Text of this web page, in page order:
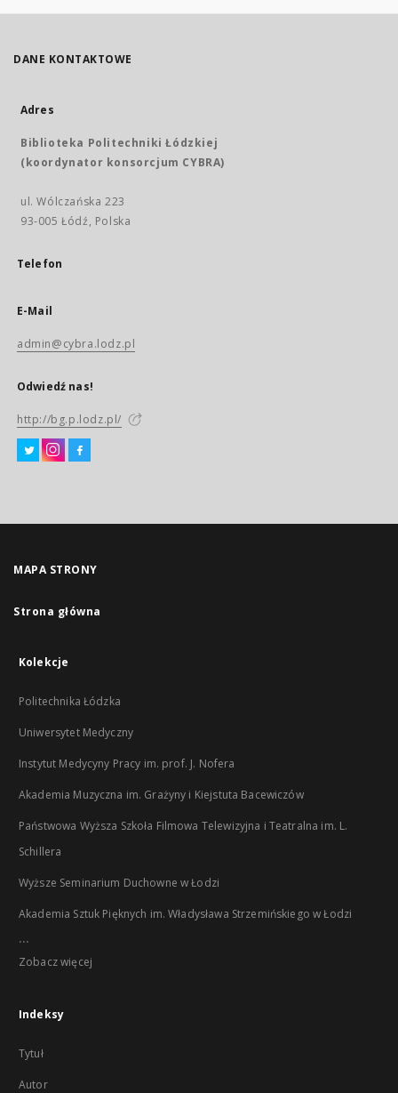
DANE KONTAKTOWE
Adres
Biblioteka Politechniki Łódzkiej
(koordynator konsorcjum CYBRA)
ul. Wólczańska 223
93-005 Łódź, Polska
Telefon
E-Mail
admin@cybra.lodz.pl
Odwiedź nas!
http://bg.p.lodz.pl/
MAPA STRONY
Strona główna
Kolekcje
Politechnika Łódzka
Uniwersytet Medyczny
Instytut Medycyny Pracy im. prof. J. Nofera
Akademia Muzyczna im. Grażyny i Kiejstuta Bacewiczów
Państwowa Wyższa Szkoła Filmowa Telewizyjna i Teatralna im. L.
Schillera
Wyższe Seminarium Duchowne w Łodzi
Akademia Sztuk Pięknych im. Władysława Strzemińskiego w Łodzi
...
Zobacz więcej
Indeksy
Tytuł
Autor